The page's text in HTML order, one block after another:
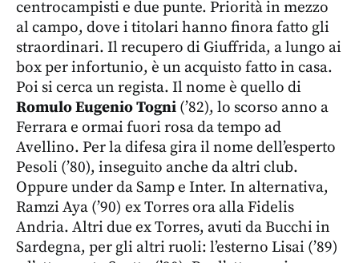
centrocampisti e due punte. Priorità in mezzo
al campo, dove i titolari hanno finora fatto gli
straordinari. Il recupero di Giuffrida, a lungo ai
box per infortunio, è un acquisto fatto in casa.
Poi si cerca un regista. Il nome è quello di
Romulo Eugenio Togni (’82), lo scorso anno a
Ferrara e ormai fuori rosa da tempo ad
Avellino. Per la difesa gira il nome dell’esperto
Pesoli (’80), inseguito anche da altri club.
Oppure under da Samp e Inter. In alternativa,
Ramzi Aya (’90) ex Torres ora alla Fidelis
Andria. Altri due ex Torres, avuti da Bucchi in
Sardegna, per gli altri ruoli: l’esterno Lisai (’89)